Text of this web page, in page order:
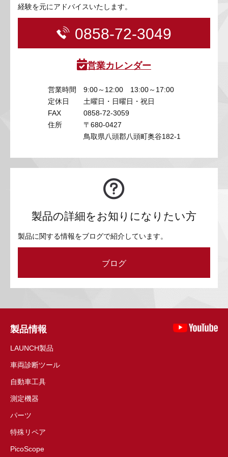
経験を元にアドバイスいたします。
0858-72-3049
営業カレンダー
営業時間
9:00～12:00 13:00～17:00
定休日
土曜日・日曜日・祝日
FAX
0858-72-3059
住所
〒680-0427
鳥取県八頭郡八頭町奥谷182-1
製品の詳細をお知りになりたい方
製品に関する情報をブログで紹介しています。
ブログ
製品情報
LAUNCH製品
車両診断ツール
自動車工具
測定機器
パーツ
特殊リペア
PicoScope